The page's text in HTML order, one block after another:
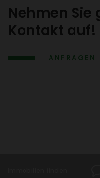
Nehmen Sie
Kontakt auf!
ANFRAGEN
den
entde­cken.